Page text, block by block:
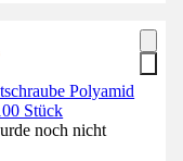
Polyamid
Stück
noch nicht